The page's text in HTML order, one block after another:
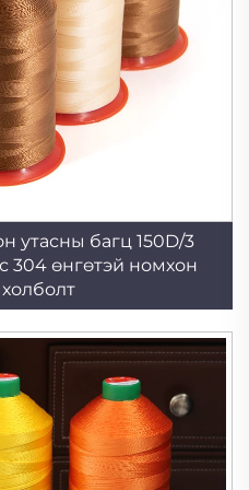
утасны багц 150D/3
304 өнгөтэй номхон